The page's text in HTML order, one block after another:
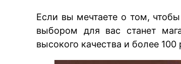
Если вы мечтаете о том,
выбором для вас станет
высокого качества и более